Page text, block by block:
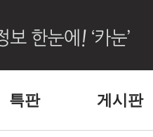
특판 게시판